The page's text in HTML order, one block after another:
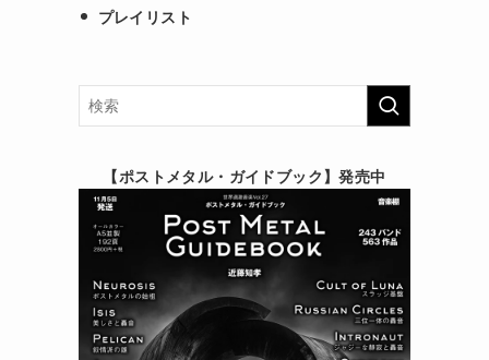
プレイリスト
【ポストメタル・ガイドブック】発売中